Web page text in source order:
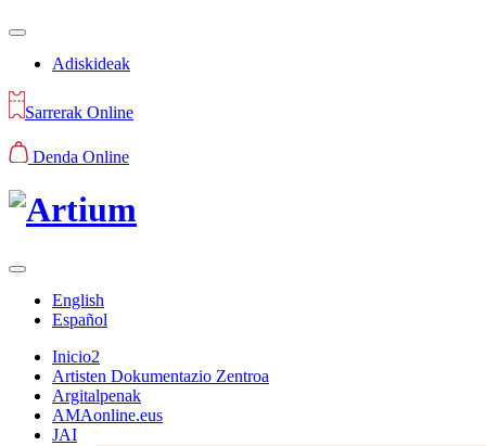
Adiskideak
Sarrerak Online
Denda Online
English
Español
Inicio2
Artisten Dokumentazio Zentroa
Argitalpenak
AMAonline.eus
JAI